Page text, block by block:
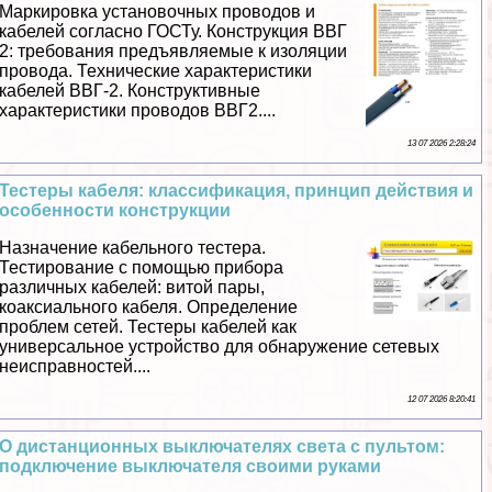
Маркировка установочных проводов и
кабелей согласно ГОСТу. Конструкция ВВГ
2: требования предъявляемые к изоляции
провода. Технические хаpaктеристики
кабелей ВВГ-2. Конструктивные
хаpaктеристики проводов ВВГ2....
13 07 2026 2:28:24
Тестеры кабеля: классификация, принцип действия и
особенности конструкции
Назначение кабельного тестера.
Тестирование с помощью прибора
различных кабелей: витой пары,
коаксиального кабеля. Определение
проблем сетей. Тестеры кабелей как
универсальное устройство для обнаружение сетевых
неисправностей....
12 07 2026 8:20:41
О дистанционных выключателях света с пультом:
подключение выключателя своими руками